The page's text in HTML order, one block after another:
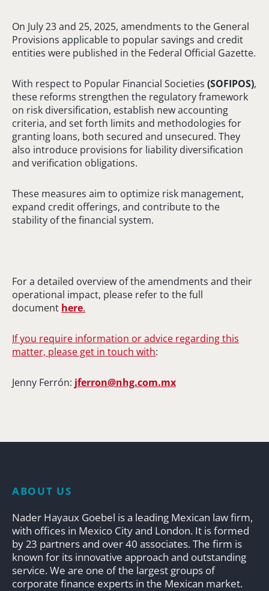
On July 23 and 25, 2025, amendments to the General
Provisions applicable to popular savings and credit
entities were published in the Federal Official Gazette.
With respect to Popular Financial Societies (SOFIPOS),
these reforms strengthen the regulatory framework
on risk diversification, establish new accounting
criteria, and set forth limits and methodologies for
granting loans, both secured and unsecured. They
also introduce provisions for liability diversification
and verification obligations.
These measures aim to optimize risk management,
expand credit offerings, and contribute to the
stability of the financial system.
For a detailed overview of the amendments and their
operational impact, please refer to the full
document here.
If you require information or advice regarding this
matter, please get in touch with:
Jenny Ferrón: jferron@nhg.com.mx
ABOUT US
Nader Hayaux Goebel is a leading Mexican law firm,
with offices in Mexico City and London. It is formed
by 23 partners and over 40 associates. The firm is
known for its innovative approach and outstanding
service. We are one of the largest groups of
corporate finance experts in the Mexican market.